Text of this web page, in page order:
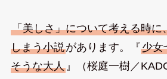
「美しさ」について考える時に
しまう小説があります。『少女
そうな大人』（桜庭一樹／